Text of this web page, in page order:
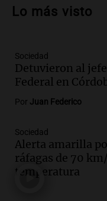
de apertura
Audio.
lluvias,
oposición a
Panorama Federal
Audio.
centro de
siete años de
Panorama Federal
Lo más visto
Sociedad
Detuvieron al
Federal en
Por Juan Federico
Sociedad
Alerta amarilla
ráfagas de 70
temperatura